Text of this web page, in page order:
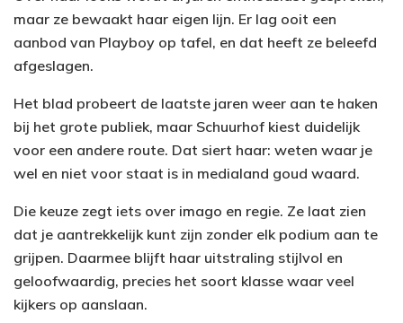
maar ze bewaakt haar eigen lijn. Er lag ooit een
aanbod van Playboy op tafel, en dat heeft ze beleefd
afgeslagen.
Het blad probeert de laatste jaren weer aan te haken
bij het grote publiek, maar Schuurhof kiest duidelijk
voor een andere route. Dat siert haar: weten waar je
wel en niet voor staat is in medialand goud waard.
Die keuze zegt iets over imago en regie. Ze laat zien
dat je aantrekkelijk kunt zijn zonder elk podium aan te
grijpen. Daarmee blijft haar uitstraling stijlvol en
geloofwaardig, precies het soort klasse waar veel
kijkers op aanslaan.